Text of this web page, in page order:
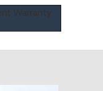
Warranty